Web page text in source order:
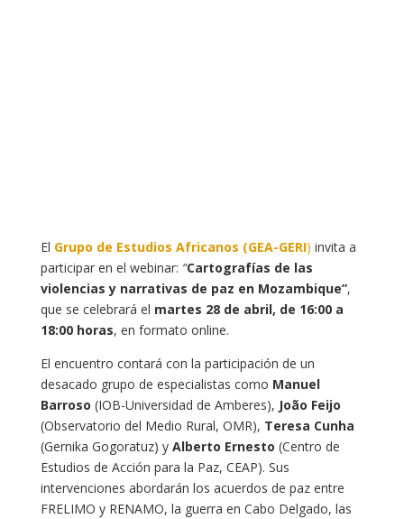
El Grupo de Estudios Africanos (GEA-GERI) invita a
participar en el webinar: “Cartografías de las
violencias y narrativas de paz en Mozambique”,
que se celebrará el martes 28 de abril, de 16:00 a
18:00 horas, en formato online.
El encuentro contará con la participación de un
desacado grupo de especialistas como Manuel
Barroso (IOB-Universidad de Amberes), João Feijo
(Observatorio del Medio Rural, OMR), Teresa Cunha
(Gernika Gogoratuz) y Alberto Ernesto (Centro de
Estudios de Acción para la Paz, CEAP). Sus
intervenciones abordarán los acuerdos de paz entre
FRELIMO y RENAMO, la guerra en Cabo Delgado, las